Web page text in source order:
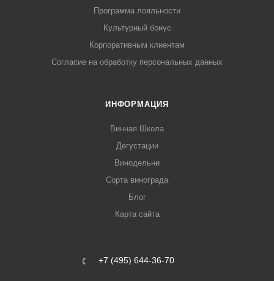
Программа лояльности
Культурный бонус
Корпоративным клиентам
Согласие на обработку персональных данных
ИНФОРМАЦИЯ
Винная Школа
Дегустации
Винодельни
Сорта винограда
Блог
Карта сайта
+7 (495) 644-36-70